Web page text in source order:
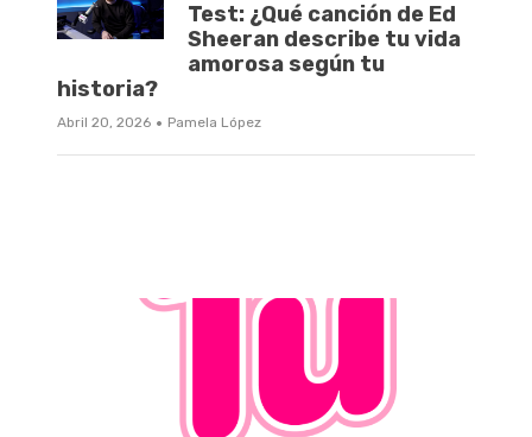
Test: ¿Qué canción de Ed
Sheeran describe tu vida
amorosa según tu
historia?
Abril 20, 2026 · Pamela López